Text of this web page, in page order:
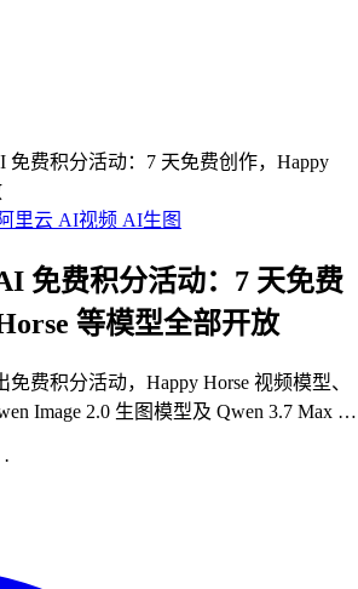
免费积分活动：7 天免费创作，Happy
阿里云 AI视频 AI生图
免费积分活动：7 天免费
等模型全部开放
费积分活动，Happy Horse 视频模型、
Image 2.0 生图模型及 Qwen 3.7 Max 对
赛、无需评审。
·